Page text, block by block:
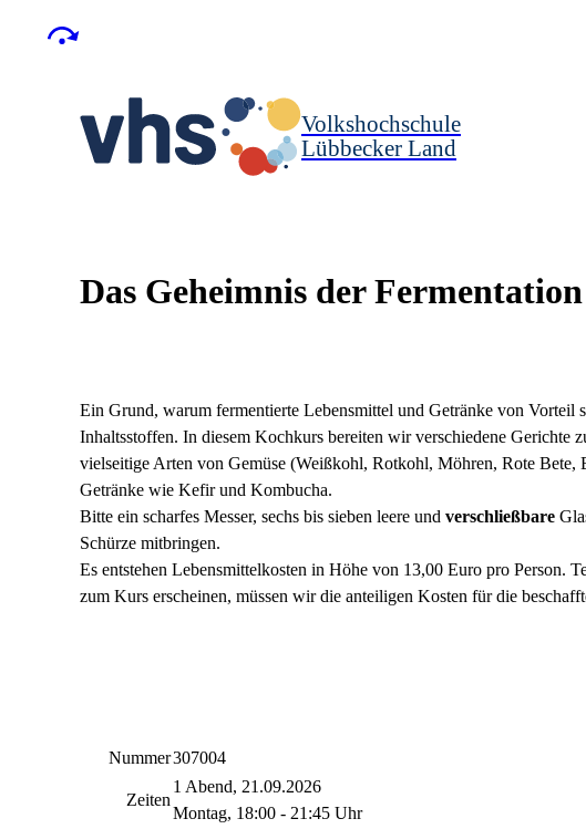
Volkshochschule
Lübbecker Land
Das Geheimnis der Fermentation
Ein Grund, warum fermentierte Lebensmittel und Getränke von Vorteil
Inhaltsstoffen. In diesem Kochkurs bereiten wir verschiedene Gerichte
vielseitige Arten von Gemüse (Weißkohl, Rotkohl, Möhren, Rote Bete,
Getränke wie Kefir und Kombucha.
Bitte ein scharfes Messer, sechs bis sieben leere und verschließbare
Schürze mitbringen.
Es entstehen Lebensmittelkosten in Höhe von 13,00 Euro pro Person.
zum Kurs erscheinen, müssen wir die anteiligen Kosten für die
Nummer307004
Zeiten
1 Abend, 21.09.2026
Montag, 18:00 - 21:45 Uhr